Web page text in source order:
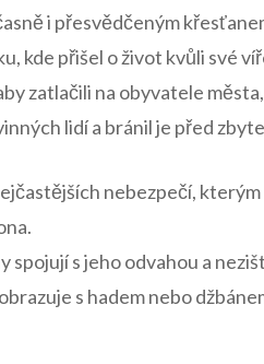
i přesvědčeným
kde přišel o ‍život kvůli své
zatlačili na obyvatele
lidí a bránil ‍je před
nebezpečí,
spojují s jeho odvahou a
s hadem ‌nebo⁢